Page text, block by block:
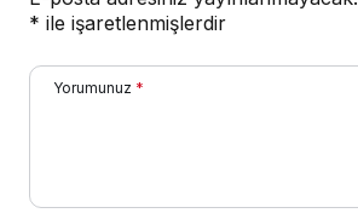
* ile işaretlenmişlerdir
Yorumunuz *